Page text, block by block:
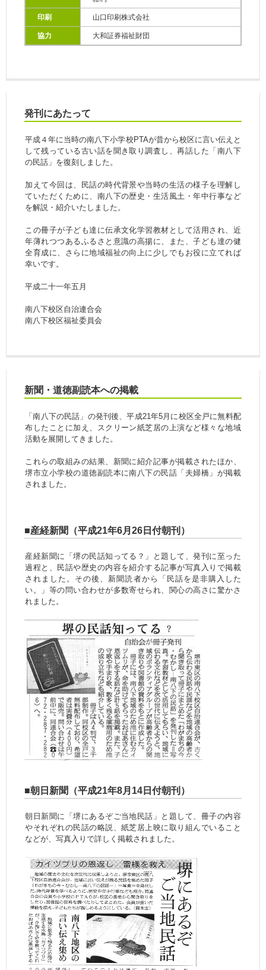
印刷 山口印刷株式会社
協力 大和証券福祉財団
発刊にあたって
平成４年に当時の南八下小学校PTAが昔から校区に言い伝えと
して残っている古い話を聞き取り調査し、再話した「南八下
の民話」を復刻しました。
加えて今回は、民話の時代背景や当時の生活の様子を理解し
ていただくために、南八下の歴史・生活風土・年中行事など
を解説・紹介いたしました。
この冊子が子ども達に伝承文化学習教材として活用され、近
年薄れつつあるふるさと意識の高揚に、また、子ども達の健
全育成に、さらに地域福祉の向上に少しでもお役に立てれば
幸いです。
平成二十一年五月
南八下校区自治連合会
南八下校区福祉委員会
新聞・道徳副読本への掲載
「南八下の民話」の発刊後、平成21年5月に校区全戸に無料配
布したことに加え、スクリーン紙芝居の上演など様々な地域
活動を展開してきました。
これらの取組みの結果、新聞に紹介記事が掲載されたほか、
堺市立小学校の道徳副読本に南八下の民話「夫婦橋」が掲載
されました。
■産経新聞（平成21年6月26日付朝刊）
産経新聞に「堺の民話知ってる？」と題して、発刊に至った
過程と、民話や歴史の内容を紹介する記事が写真入りで掲載
されました。その後、新聞読者から「民話を是非購入した
い。」等の問い合わせが多数寄せられ、関心の高さに驚かさ
れました。
■朝日新聞（平成21年8月14日付朝刊）
朝日新聞に「堺にあるぞご当地民話」と題して、冊子の内容
やそれぞれの民話の略説、紙芝居上映に取り組んでいること
などが、写真入りで詳しく掲載されました。